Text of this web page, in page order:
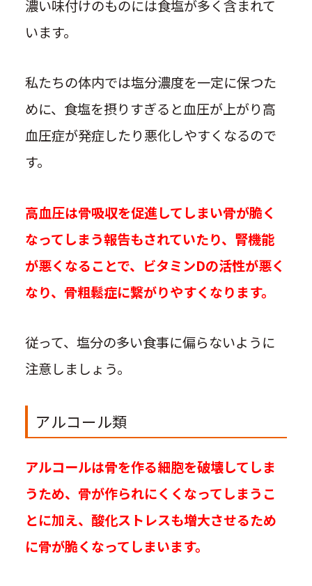
濃い味付けのものには食塩が多く含まれて
います。
私たちの体内では塩分濃度を一定に保つた
めに、食塩を摂りすぎると血圧が上がり高
血圧症が発症したり悪化しやすくなるので
す。
高血圧は骨吸収を促進してしまい骨が脆く
なってしまう報告もされていたり、腎機能
が悪くなることで、ビタミンDの活性が悪く
なり、骨粗鬆症に繋がりやすくなります。
従って、塩分の多い食事に偏らないように
注意しましょう。
アルコール類
アルコールは骨を作る細胞を破壊してしま
うため、骨が作られにくくなってしまうこ
とに加え、酸化ストレスも増大させるため
に骨が脆くなってしまいます。